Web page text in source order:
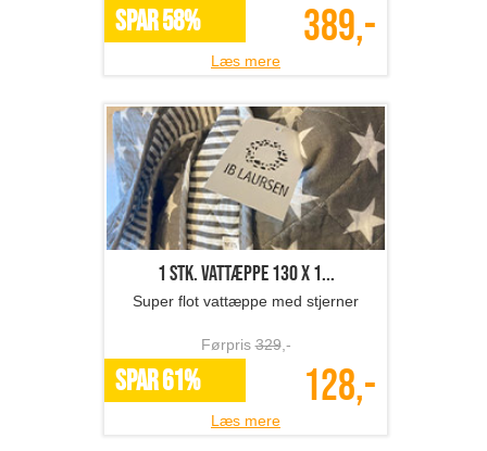
SPAR 58% 389,-
Læs mere
1 stk. vattæppe 130 x 1...
Super flot vattæppe med stjerner
Førpris329,-
SPAR 61% 128,-
Læs mere